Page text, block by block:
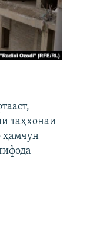
таҳхонаи
ҳамчун